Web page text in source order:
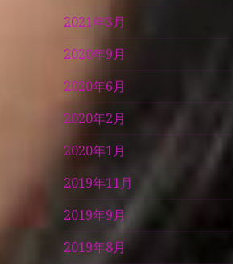
2021年3月
2020年9月
2020年6月
2020年2月
2020年1月
2019年11月
2019年9月
2019年8月